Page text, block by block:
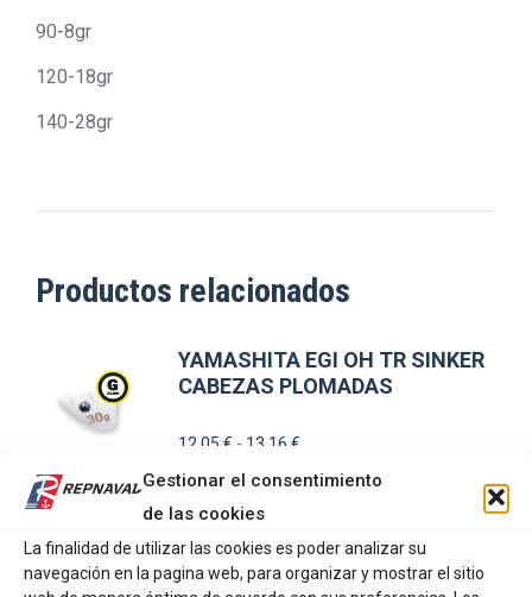
Gestionar el consentimiento
de las cookies
La finalidad de utilizar las cookies es poder analizar su
navegación en la pagina web, para organizar y mostrar el sitio
90-8gr
120-18gr
140-28gr
Productos relacionados
YAMASHITA EGI OH TR SINKER
CABEZAS PLOMADAS
12,05 € - 13,16 €
de
12,05 €
hasta
producto
tiene